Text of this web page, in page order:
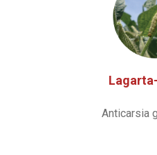
Anticarsia